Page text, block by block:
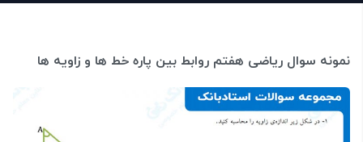
نمونه سوال ریاضی هفتم روابط بین پاره خط ها و زاویه ها